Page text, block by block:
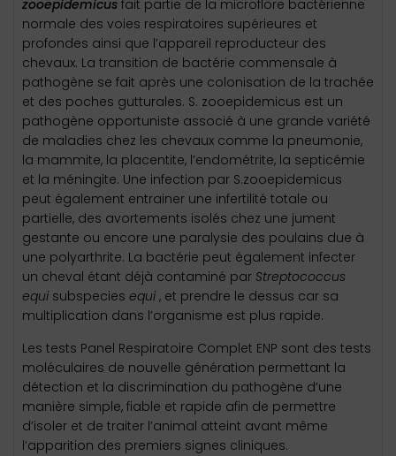
zooepidemicus fait partie de la microflore bactérienne
normale des voies respiratoires supérieures et
profondes ainsi que l’appareil reproducteur des
chevaux. La transition de bactérie commensale à
pathogène se fait après une colonisation de la trachée
et des poches gutturales. S. zooepidemicus est un
pathogène opportuniste associé à une grande variété
de maladies chez les chevaux comme la pneumonie,
la mammite, la placentite, l’endométrite, la septicémie
et la méningite. Une infection par S.zooepidemicus
peut également entrainer une infertilité totale ou
partielle, des avortements isolés chez une jument
gestante ou encore une paralysie des poulains due à
une polyarthrite. La bactérie peut également infecter
un cheval étant déjà contaminé par Streptococcus
equi subspecies equi , et prendre le dessus car sa
multiplication dans l’organisme est plus rapide.
Les tests Panel Respiratoire Complet ENP sont des tests
moléculaires de nouvelle génération permettant la
détection et la discrimination du pathogène d’une
manière simple, fiable et rapide afin de permettre
d’isoler et de traiter l’animal atteint avant même
l’apparition des premiers signes cliniques.